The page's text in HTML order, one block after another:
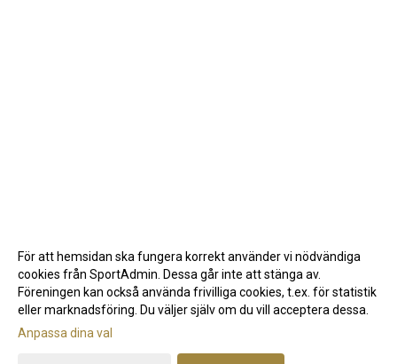
Gå till Webbversion
För att hemsidan ska fungera korrekt använder vi nödvändiga
cookies från SportAdmin. Dessa går inte att stänga av.
Föreningen kan också använda frivilliga cookies, t.ex. för statistik
eller marknadsföring. Du väljer själv om du vill acceptera dessa.
Anpassa dina val